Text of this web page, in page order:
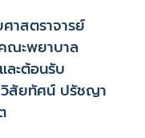
าสตราจารย์
ณะพยาบาล
ละต้อนรับ
วิสัยทัศน์ ปรัชญา